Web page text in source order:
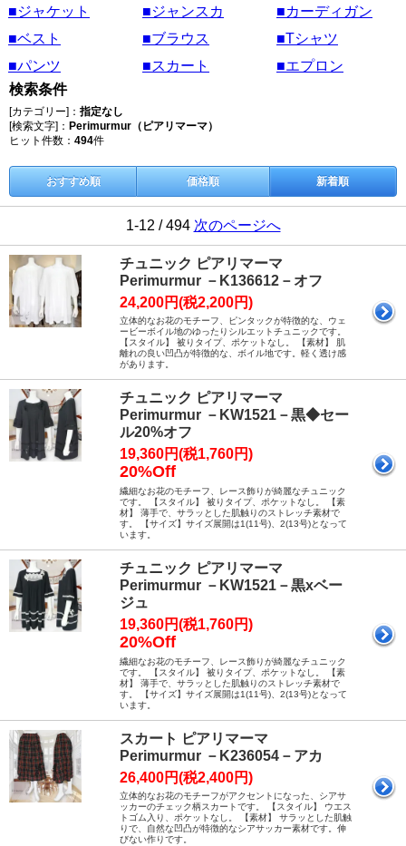
■ジャケット
■ジャンスカ
■カーディガン
■ベスト
■ブラウス
■Tシャツ
■パンツ
■スカート
■エプロン
検索条件
[カテゴリー]： 指定なし
[検索文字]： Perimurmur（ピアリマーマ）
ヒット件数： 494件
おすすめ順 価格順 新着順
1-12 / 494 次のページへ
チュニック ピアリマーマ
Perimurmur －K136612－オフ
24,200円(税2,200円)
立体的なお花のモチーフ、ピンタックが特徴的な、ウェ
ービーボイル地のゆったりシルエットチュニックです。
【スタイル】 被りタイプ、ポケットなし。 【素材】 肌
離れの良い凹凸が特徴的な、ボイル地です。軽く透け感
があります。
チュニック ピアリマーマ
Perimurmur －KW1521－黒◆セー
ル20%オフ
19,360円(税1,760円)
20%Off
繊細なお花のモチーフ、レース飾りが綺麗なチュニック
です。 【スタイル】 被りタイプ、ポケットなし。 【素
材】 薄手で、サラッとした肌触りのストレッチ素材で
す。 【サイズ】サイズ展開は1(11号)、2(13号)となって
います。
チュニック ピアリマーマ
Perimurmur －KW1521－黒xベー
ジュ
19,360円(税1,760円)
20%Off
繊細なお花のモチーフ、レース飾りが綺麗なチュニック
です。 【スタイル】 被りタイプ、ポケットなし。 【素
材】 薄手で、サラッとした肌触りのストレッチ素材で
す。 【サイズ】サイズ展開は1(11号)、2(13号)となって
います。
スカート ピアリマーマ
Perimurmur －K236054－アカ
26,400円(税2,400円)
立体的なお花のモチーフがアクセントになった、シアサ
ッカーのチェック柄スカートです。 【スタイル】 ウエス
トゴム入り、ポケットなし。 【素材】 サラッとした肌触
りで、自然な凹凸が特徴的なシアサッカー素材です。伸
びない作りです。